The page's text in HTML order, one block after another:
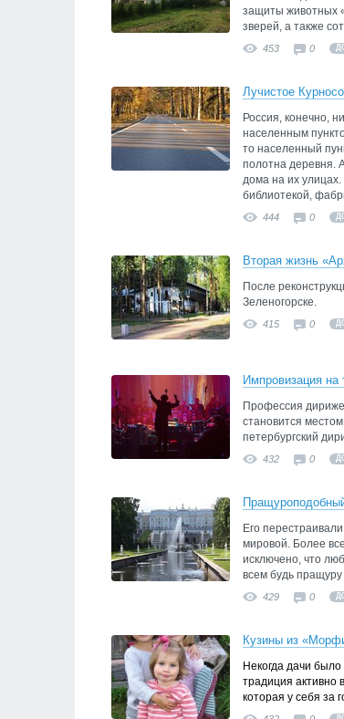
защиты животных
зверей, а также
453 0
Лучистое
Россия, конечно,
населенным
то населенный
полотна деревня.
дома на их
библиотекой,
444 0
Вторая жизнь
После
Зеленогорске.
415 0
Импровизация
Профессия
становится
петербургский
432 0
Его
мировой. Более
исключено, что
всем будь
429 0
Кузины из
Некогда дачи
традиция активно
которая у себя за